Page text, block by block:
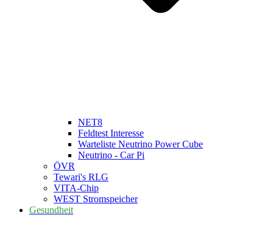
NET8
Feldtest Interesse
Warteliste Neutrino Power Cube
Neutrino - Car Pi
ÖVR
Tewari's RLG
VITA-Chip
WEST Stromspeicher
Gesundheit